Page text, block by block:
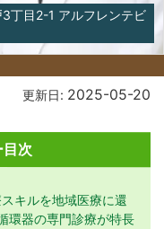
丁目2-1 アルフレンテビ
更新日: 2025-05-20
目次
キルを地域医療に還
環器の専門診療が特長